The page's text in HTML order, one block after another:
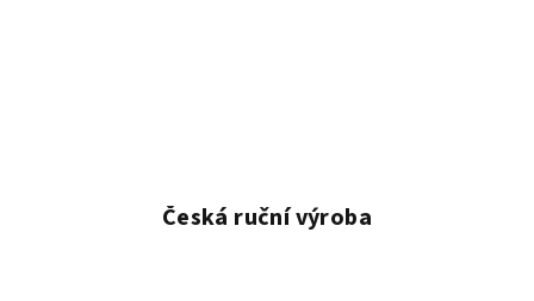
Česká ruční výroba